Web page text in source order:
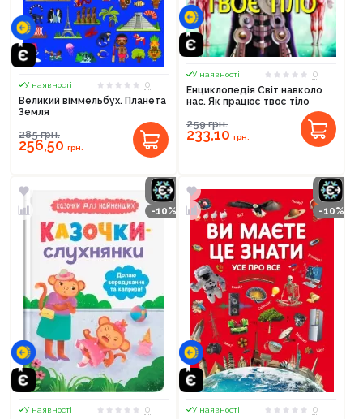
У наявності
0
Великий віммельбух. Планета
Земля
285грн.
256,50 грн.
У наявності
0
Енциклопедія Світ навколо
нас. Як працює твоє тіло
259грн.
233,10 грн.
-10%
У наявності
0
-10%
У наявності
0